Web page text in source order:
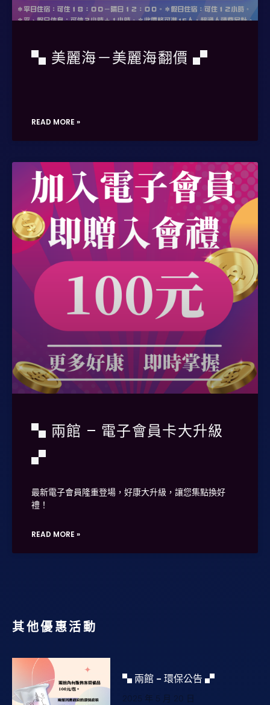
▚ 美麗海－美麗海翻價 ▞
READ MORE »
▚ 兩館 – 電子會員卡大升級
▞
最新電子會員隆重登場，好康大升級，讓您集點換好
禮！
READ MORE »
其他優惠活動
▚ 兩館 – 環保公告 ▞
2025 年 5 月 20 日